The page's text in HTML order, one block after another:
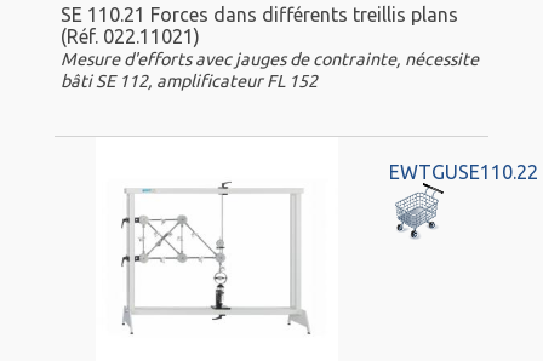
SE 110.21 Forces dans différents treillis plans
(Réf. 022.11021)
Mesure d'efforts avec jauges de contrainte, nécessite
bâti SE 112, amplificateur FL 152
EWTGUSE110.22